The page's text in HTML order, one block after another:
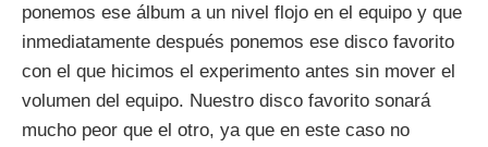
ponemos ese álbum a un nivel flojo en el equipo y que
inmediatamente después ponemos ese disco favorito
con el que hicimos el experimento antes sin mover el
volumen del equipo. Nuestro disco favorito sonará
mucho peor que el otro, ya que en este caso no